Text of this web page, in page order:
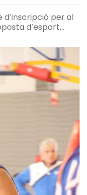
per al
d’esport...